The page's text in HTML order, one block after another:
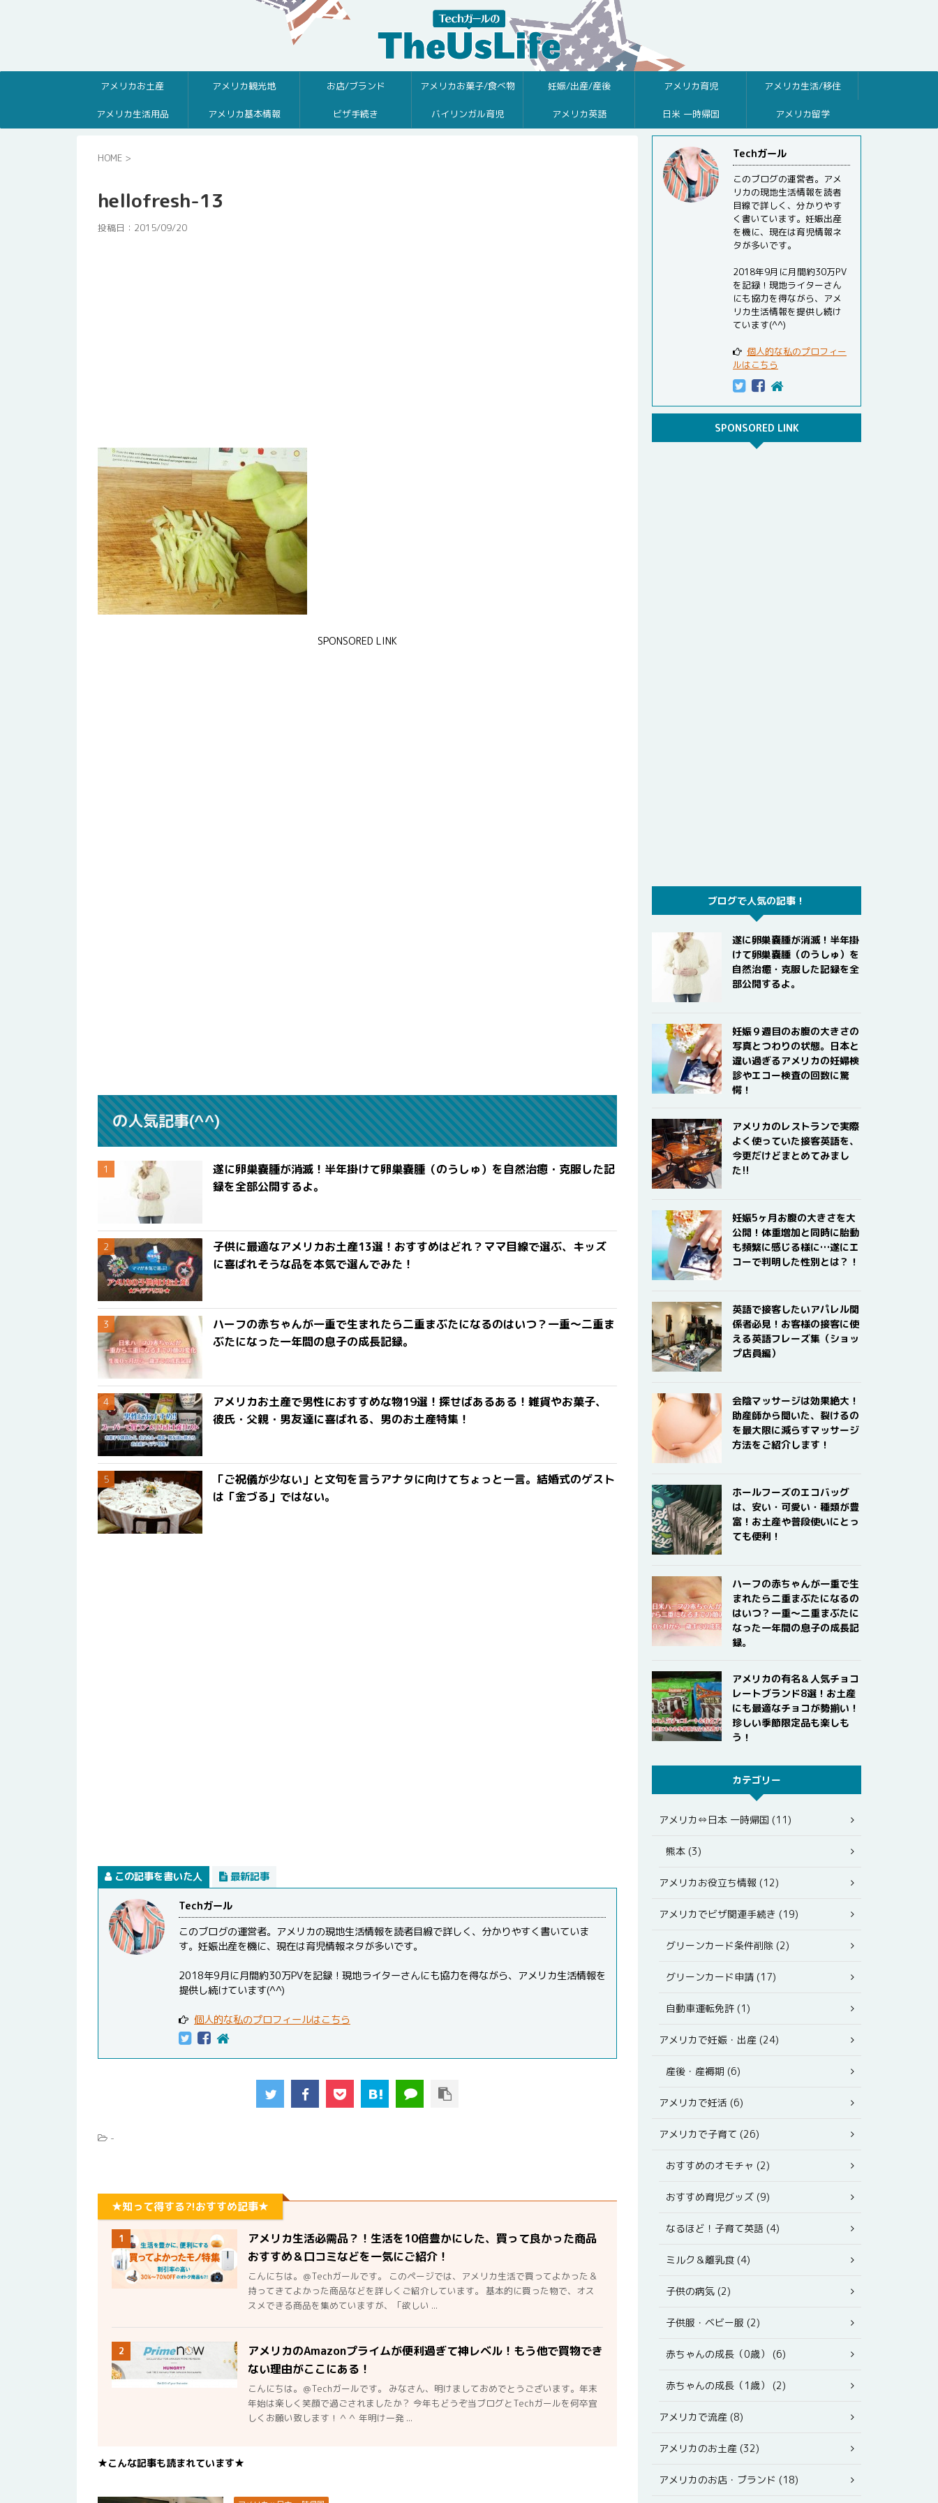
アメリカお土産 アメリカ観光地 お店/ブランド アメリカお菓子/食べ物 妊娠/出産/産後 アメリカ育児 アメリカ生活/移住
アメリカ生活用品 アメリカ基本情報 ビザ手続き バイリンガル育児 アメリカ英語 日米 一時帰国 アメリカ留学
HOME >
hellofresh-13
投稿日： 2015/09/20
SPONSORED LINK
の人気記事(^^)
遂に卵巣嚢腫が消滅！半年掛けて卵巣嚢腫（のうしゅ）を自然治癒・克服した記
録を全部公開するよ。
子供に最適なアメリカお土産13選！おすすめはどれ？ママ目線で選ぶ、キッズ
に喜ばれそうな品を本気で選んでみた！
ハーフの赤ちゃんが一重で生まれたら二重まぶたになるのはいつ？一重〜二重ま
ぶたになった一年間の息子の成長記録。
アメリカお土産で男性におすすめな物19選！探せばあるある！雑貨やお菓子、
彼氏・父親・男友達に喜ばれる、男のお土産特集！
「ご祝儀が少ない」と文句を言うアナタに向けてちょっと一言。結婚式のゲスト
は「金づる」ではない。
この記事を書いた人 最新記事
Techガール
このブログの運営者。アメリカの現地生活情報を読者目線で詳しく、分かりやすく書いていま
す。妊娠出産を機に、現在は育児情報ネタが多いです。
2018年9月に月間約30万PVを記録！現地ライターさんにも協力を得ながら、アメリカ生活情報を
提供し続けています(^^)
個人的な私のプロフィールはこちら
-
★知って得する?!おすすめ記事★
1
アメリカ生活必需品？！生活を10倍豊かにした、買って良かった商品
おすすめ＆口コミなどを一気にご紹介！
こんにちは。＠Techガールです。 このページでは、アメリカ生活で買ってよかった＆
持ってきてよかった商品などを詳しくご紹介しています。 基本的に買った物で、オス
スメできる商品を集めていますが、「欲しい ...
2
アメリカのAmazonプライムが便利過ぎて神レベル！もう他で買物でき
ない理由がここにある！
こんにちは。＠Techガールです。 みなさん、明けましておめでとうございます。年末
年始は楽しく笑顔で過ごされましたか？ 今年もどうぞ当ブログとTechガールを何卒宜
しくお願い致します！＾＾ 年明け一発 ...
★こんな記事も読まれています★
Techガール
このブログの運営者。アメ
リカの現地生活情報を読者
目線で詳しく、分かりやす
く書いています。妊娠出産
を機に、現在は育児情報ネ
タが多いです。
2018年9月に月間約30万PV
を記録！現地ライターさん
にも協力を得ながら、アメ
リカ生活情報を提供し続け
ています(^^)
個人的な私のプロフィー
ルはこちら
SPONSORED LINK
ブログで人気の記事！
遂に卵巣嚢腫が消滅！半年掛
けて卵巣嚢腫（のうしゅ）を
自然治癒・克服した記録を全
部公開するよ。
妊娠９週目のお腹の大きさの
写真とつわりの状態。日本と
違い過ぎるアメリカの妊婦検
診やエコー検査の回数に驚
愕！
アメリカのレストランで実際
よく使っていた接客英語を、
今更だけどまとめてみまし
た!!
妊娠5ヶ月お腹の大きさを大
公開！体重増加と同時に胎動
も頻繁に感じる様に…遂にエ
コーで判明した性別とは？！
英語で接客したいアパレル関
係者必見！お客様の接客に使
える英語フレーズ集（ショッ
プ店員編）
会陰マッサージは効果絶大！
助産師から聞いた、裂けるの
を最大限に減らすマッサージ
方法をご紹介します！
ホールフーズのエコバッグ
は、安い・可愛い・種類が豊
富！お土産や普段使いにとっ
ても便利！
ハーフの赤ちゃんが一重で生
まれたら二重まぶたになるの
はいつ？一重〜二重まぶたに
なった一年間の息子の成長記
録。
アメリカの有名＆人気チョコ
レートブランド8選！お土産
にも最適なチョコが勢揃い！
珍しい季節限定品も楽しも
う！
カテゴリー
アメリカ⇔日本 一時帰国 (11)
熊本 (3)
アメリカお役立ち情報 (12)
アメリカでビザ関連手続き (19)
グリーンカード条件削除 (2)
グリーンカード申請 (17)
自動車運転免許 (1)
アメリカで妊娠・出産 (24)
産後・産褥期 (6)
アメリカで妊活 (6)
アメリカで子育て (26)
おすすめのオモチャ (2)
おすすめ育児グッズ (9)
なるほど！子育て英語 (4)
ミルク＆離乳食 (4)
子供の病気 (2)
子供服・ベビー服 (2)
赤ちゃんの成長（0歳） (6)
赤ちゃんの成長（1歳） (2)
アメリカで流産 (8)
アメリカのお土産 (32)
アメリカのお店・ブランド (18)